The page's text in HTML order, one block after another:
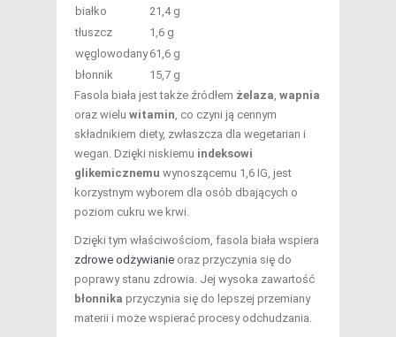
białko
21,4 g
tłuszcz
1,6 g
węglowodany 61,6 g
błonnik
15,7 g
Fasola biała jest także źródłem żelaza, wapnia
oraz wielu witamin, co czyni ją cennym
składnikiem diety, zwłaszcza dla wegetarian i
wegan. Dzięki niskiemu indeksowi
glikemicznemu wynoszącemu 1,6 IG, jest
korzystnym wyborem dla osób dbających o
poziom cukru we krwi.
Dzięki tym właściwościom, fasola biała wspiera
zdrowe odżywianie oraz przyczynia się do
poprawy stanu zdrowia. Jej wysoka zawartość
błonnika przyczynia się do lepszej przemiany
materii i może wspierać procesy odchudzania.